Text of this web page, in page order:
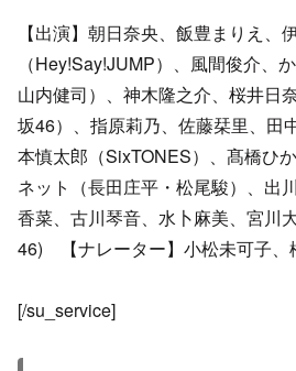
【出演】朝日奈央、飯豊まりえ、
（Hey!Say!JUMP）、風間俊介、
山内健司）、神木隆之介、桜井日
坂46）、指原莉乃、佐藤栞里、田
本慎太郎（SixTONES）、髙橋ひ
ネット（長田庄平・松尾駿）、出
香菜、古川琴音、水卜麻美、宮川
46) 【ナレーター】小松未可子、
[/su_service]